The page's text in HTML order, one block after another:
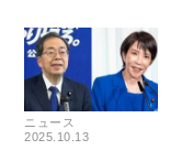
ニュース
2025.10.13